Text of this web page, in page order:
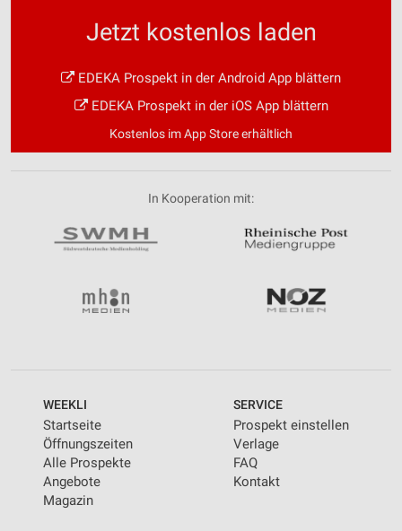
Jetzt kostenlos laden
EDEKA Prospekt in der Android App blättern
EDEKA Prospekt in der iOS App blättern
Kostenlos im App Store erhältlich
In Kooperation mit:
WEEKLI
Startseite
Öffnungszeiten
Alle Prospekte
Angebote
Magazin
SERVICE
Prospekt einstellen
Verlage
FAQ
Kontakt